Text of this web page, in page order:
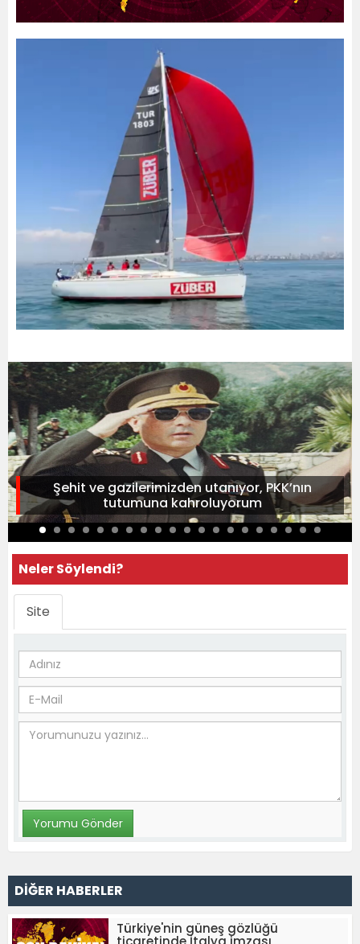
Şehit ve gazilerimizden utanıyor, PKK’nın
tutumuna kahroluyorum
Neler Söylendi?
Site
DİĞER HABERLER
Türkiye'nin güneş gözlüğü